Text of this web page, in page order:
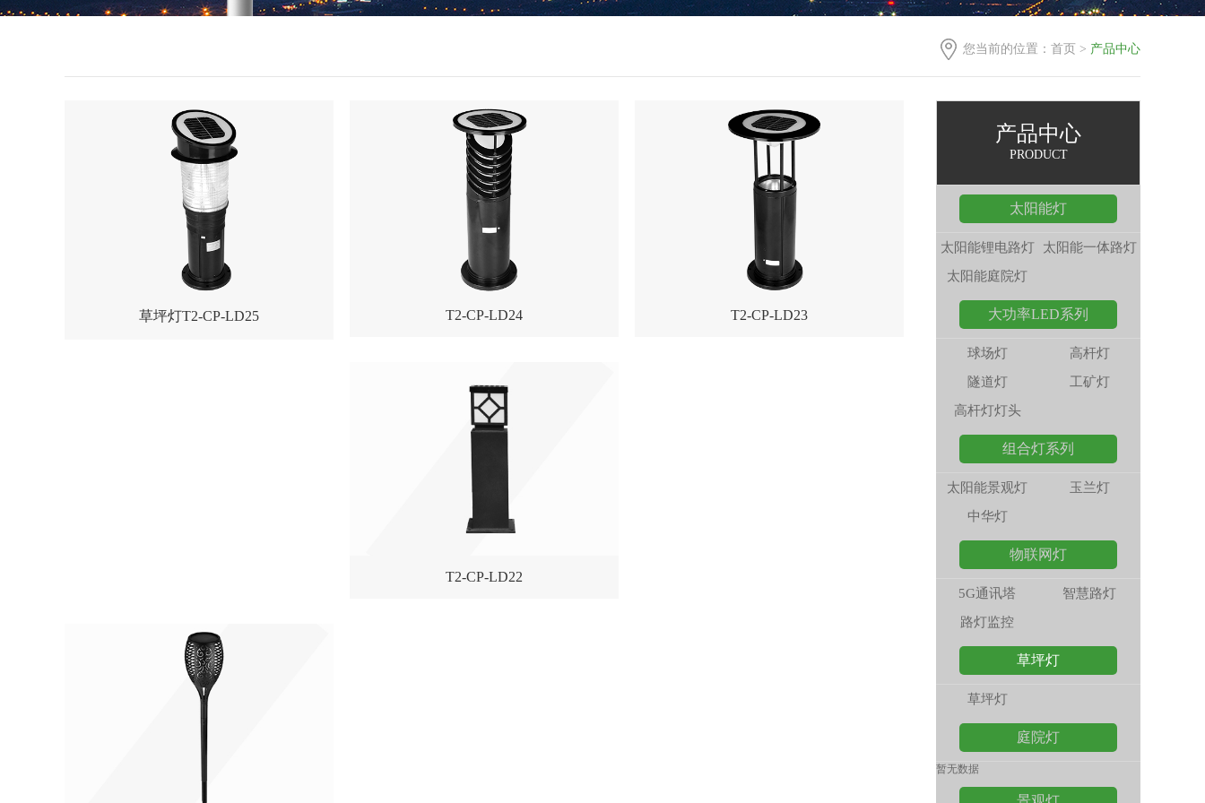
您当前的位置： 首页 > 产品中心
产品中心
PRODUCT
太阳能灯
太阳能锂电路灯
太阳能一体路灯
太阳能庭院灯
大功率LED系列
球场灯
高杆灯
隧道灯
工矿灯
高杆灯灯头
组合灯系列
太阳能景观灯
玉兰灯
中华灯
物联网灯
5G通讯塔
智慧路灯
路灯监控
草坪灯
草坪灯
庭院灯
暂无数据
草坪灯T2-CP-LD25 T2-CP-LD24 T2-CP-LD23
T2-CP-LD22